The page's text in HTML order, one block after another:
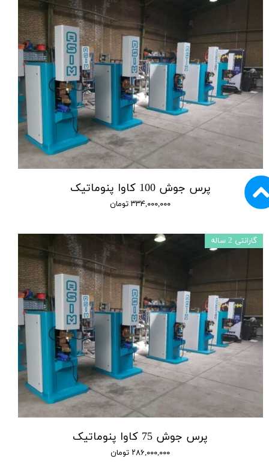
پرس جوش 100 کاوا پنوماتیک
۳۳۴,۰۰۰,۰۰۰ تومان
پرس جوش 75 کاوا پنوماتیک
۲۸۶,۰۰۰,۰۰۰ تومان
گارانتی 2 ساله